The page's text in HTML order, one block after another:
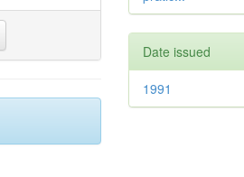
Date issued
1991